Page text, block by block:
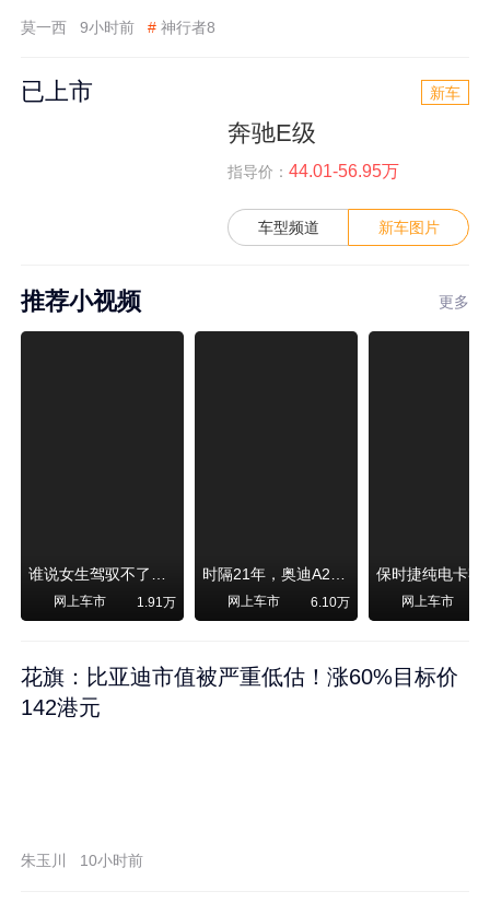
莫一西 9小时前 # 神行者8
已上市 新车
奔驰E级
指导价： 44.01-56.95万
车型频道 新车图片
推荐小视频 更多
谁说女生驾驭不了大SUV？看我开问界M6驰骋坝上草原！
网上车市 1.91万
时隔21年，奥迪A2强势归来！
网上车市 6.10万 网上车市
花旗：比亚迪市值被严重低估！涨60%目标价
142港元
朱玉川 10小时前